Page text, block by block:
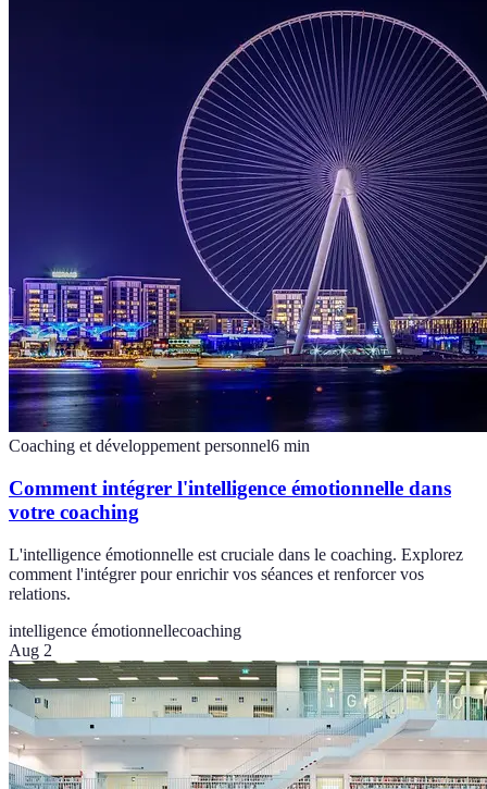
Coaching et développement personnel6 min
Comment intégrer l'intelligence émotionnelle dans
votre coaching
L'intelligence émotionnelle est cruciale dans le coaching. Explorez
comment l'intégrer pour enrichir vos séances et renforcer vos
relations.
intelligence émotionnellecoaching
Aug 2